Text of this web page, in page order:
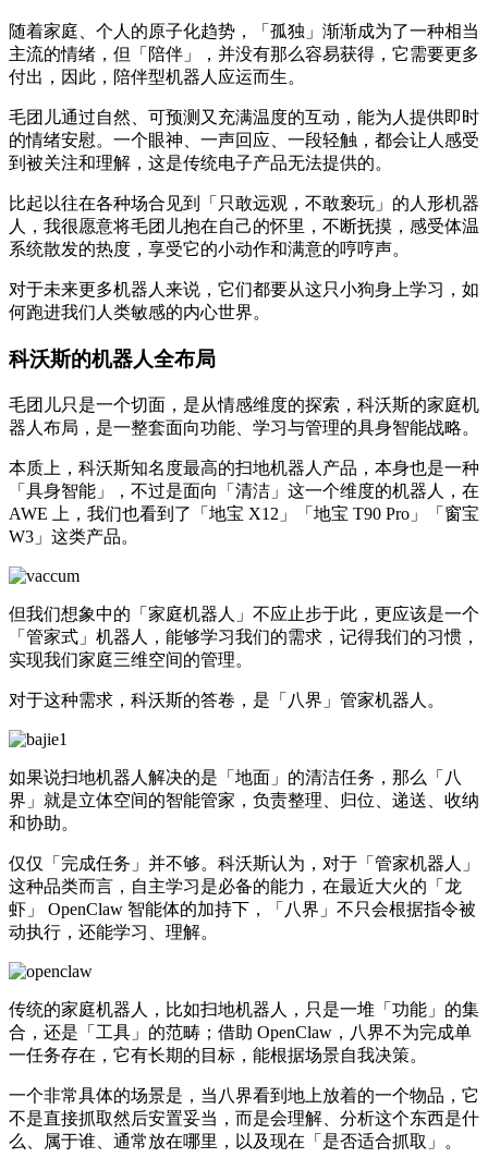
随着家庭、个人的原子化趋势，「孤独」渐渐成为了一种相当
主流的情绪，但「陪伴」，并没有那么容易获得，它需要更多
付出，因此，陪伴型机器人应运而生。
毛团儿通过自然、可预测又充满温度的互动，能为人提供即时
的情绪安慰。一个眼神、一声回应、一段轻触，都会让人感受
到被关注和理解，这是传统电子产品无法提供的。
比起以往在各种场合见到「只敢远观，不敢亵玩」的人形机器
人，我很愿意将毛团儿抱在自己的怀里，不断抚摸，感受体温
系统散发的热度，享受它的小动作和满意的哼哼声。
对于未来更多机器人来说，它们都要从这只小狗身上学习，如
何跑进我们人类敏感的内心世界。
科沃斯的机器人全布局
毛团儿只是一个切面，是从情感维度的探索，科沃斯的家庭机
器人布局，是一整套面向功能、学习与管理的具身智能战略。
本质上，科沃斯知名度最高的扫地机器人产品，本身也是一种
「具身智能」，不过是面向「清洁」这一个维度的机器人，在
AWE 上，我们也看到了「地宝 X12」「地宝 T90 Pro」「窗宝
W3」这类产品。
但我们想象中的「家庭机器人」不应止步于此，更应该是一个
「管家式」机器人，能够学习我们的需求，记得我们的习惯，
实现我们家庭三维空间的管理。
对于这种需求，科沃斯的答卷，是「八界」管家机器人。
如果说扫地机器人解决的是「地面」的清洁任务，那么「八
界」就是立体空间的智能管家，负责整理、归位、递送、收纳
和协助。
仅仅「完成任务」并不够。科沃斯认为，对于「管家机器人」
这种品类而言，自主学习是必备的能力，在最近大火的「龙
虾」 OpenClaw 智能体的加持下，「八界」不只会根据指令被
动执行，还能学习、理解。
传统的家庭机器人，比如扫地机器人，只是一堆「功能」的集
合，还是「工具」的范畴；借助 OpenClaw，八界不为完成单
一任务存在，它有长期的目标，能根据场景自我决策。
一个非常具体的场景是，当八界看到地上放着的一个物品，它
不是直接抓取然后安置妥当，而是会理解、分析这个东西是什
么、属于谁、通常放在哪里，以及现在「是否适合抓取」。